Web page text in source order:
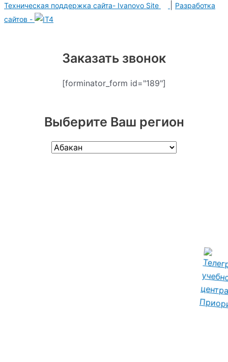
Техническая поддержка сайта- Ivanovo Site
Разработка
сайтов -
Заказать звонок
[forminator_form id="189"]
Выберите Ваш регион